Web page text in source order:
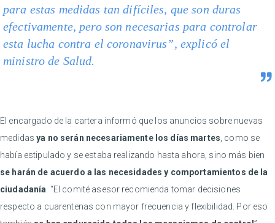
para estas medidas tan difíciles, que son duras
efectivamente, pero son necesarias para controlar
esta lucha contra el coronavirus”, explicó el
ministro de Salud.
El encargado de la cartera informó que los anuncios sobre nuevas
medidas ya no serán necesariamente los días martes , como se
había estipulado y se estaba realizando hasta ahora, sino más bien
se harán de acuerdo a las necesidades y comportamientos de la
ciudadanía . “El comité asesor recomienda tomar decisiones
respecto a cuarentenas con mayor frecuencia y flexibilidad. Por eso